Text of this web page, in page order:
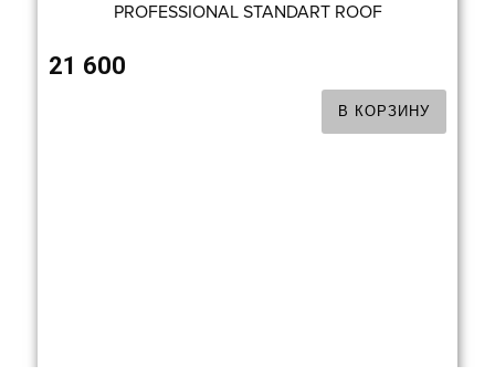
PROFESSIONAL STANDART ROOF
21 600
В КОРЗИНУ